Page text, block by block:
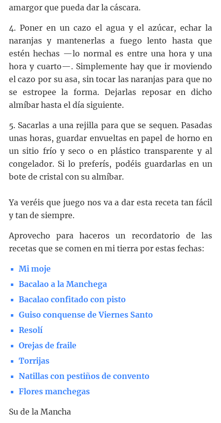
amargor que pueda dar la cáscara.
4. Poner en un cazo el agua y el azúcar, echar la
naranjas y mantenerlas a fuego lento hasta que
estén hechas —lo normal es entre una hora y una
hora y cuarto—. Simplemente hay que ir moviendo
el cazo por su asa, sin tocar las naranjas para que no
se estropee la forma. Dejarlas reposar en dicho
almíbar hasta el día siguiente.
5. Sacarlas a una rejilla para que se sequen. Pasadas
unas horas, guardar envueltas en papel de horno en
un sitio frío y seco o en plástico transparente y al
congelador. Si lo preferís, podéis guardarlas en un
bote de cristal con su almíbar.
Ya veréis que juego nos va a dar esta receta tan fácil
y tan de siempre.
Aprovecho para haceros un recordatorio de las
recetas que se comen en mi tierra por estas fechas:
Mi moje
Bacalao a la Manchega
Bacalao confitado con pisto
Guiso conquense de Viernes Santo
Resolí
Orejas de fraile
Torrijas
Natillas con pestiños de convento
Flores manchegas
Su de la Mancha